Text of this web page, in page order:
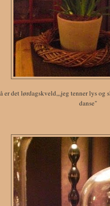
er det lørdagskveld,,,jeg tenner lys og
danse"